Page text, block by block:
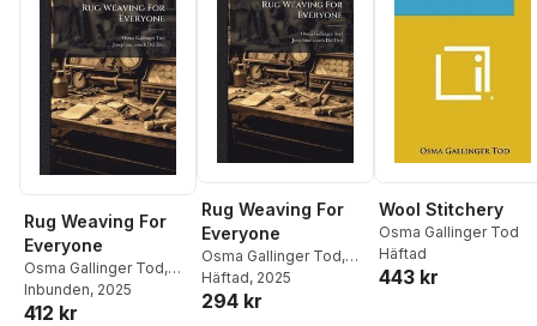
Rug Weaving For
Everyone
Osma Gallinger Tod,
Josephine Couch Del
Deo
Inbunden, 2025
412 kr
Rug Weaving For
Everyone
Osma Gallinger Tod,
Josephine Couch Del
Deo
Häftad, 2025
294 kr
Wool Stitchery
Osma Gallinger Tod
Häftad
443 kr